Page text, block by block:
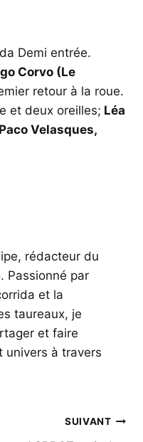
Demi entrée.
Corvo (Le
retour à la roue.
et deux oreilles; Léa
Velasques,
rédacteur du
Passionné par
et la
taureaux, je
et faire
univers à travers
SUIVANT